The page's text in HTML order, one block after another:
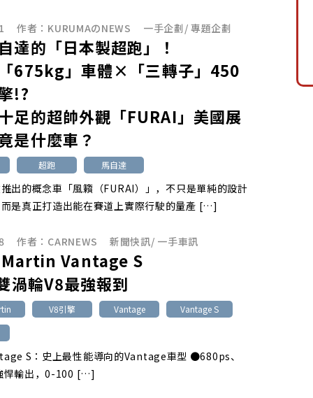
作者： KURUMAのNEWS 一手企劃 /專題企劃
達的「日本製超跑」！
675kg」車體×「三轉子」450
!?
足的超帥外觀「FURAI」美國展
是什麼車？
超跑 馬自達
出的概念車「風籟（FURAI）」，不只是單純的設計
是真正打造出能在賽道上實際行駛的量產 […]
作者： CARNEWS 新聞快訊/ 一手車訊
Vantage S
渦輪V8最強報到
V8引擎 Vantage Vantage S
S：史上最性能導向的Vantage車型 ●680ps、
悍輸出，0-100 […]